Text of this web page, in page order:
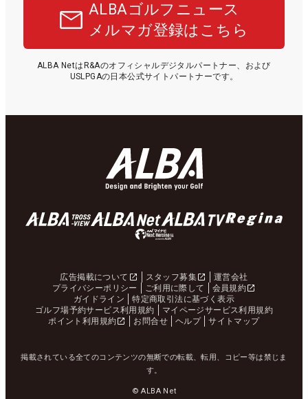
ALBAゴルフニュース
メルマガ登録はこちら
ALBA NetはR&Aのオフィシャルデジタルパートナー、および
USLPGAの日本公式サイトパートナーです。
広告掲載について スタッフ募集
運営会社
プライバシーポリシー
ご利用に際して
会員規約
ガイドライン
特定商取引法に基づく表示
ゴルフ場予約サービス利用規約
マイページサービス利用規約
ポイント利用規約
お問合せ ヘルプ サイトマップ
掲載されている全てのコンテンツの無断での転載、転用、コピー等は禁じま
す。
© ALBA Net